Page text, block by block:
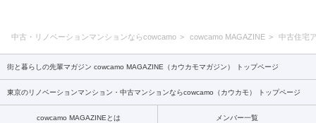
中古・リノベーションマンションならcowcamo cowcamo MAGAZINE 中古住宅
街と暮らしの先輩マガジン cowcamo MAGAZINE（カウカモマガジン） トップページ
東京のリノベーションマンション・中古マンションならcowcamo（カウカモ） トップページ
cowcamo MAGAZINEとは メンバー一覧